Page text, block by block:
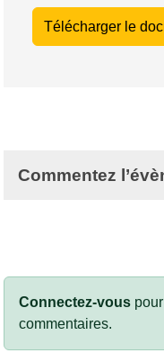
Télécharger le
Commentez
Connectez-vous
commentaires.